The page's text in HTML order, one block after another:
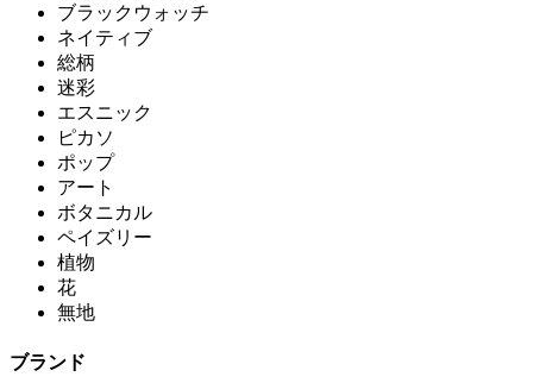
ブラックウォッチ
ネイティブ
総柄
迷彩
エスニック
ピカソ
ポップ
アート
ボタニカル
ペイズリー
植物
花
無地
ブランド